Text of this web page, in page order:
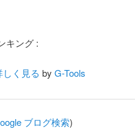
キング :
く見る by G-Tools
ブログ検索)